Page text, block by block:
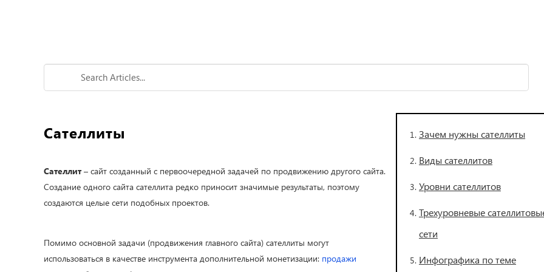
Зачем нужны сателлиты
Виды сателлитов
Уровни сателлитов
Трехуровневые
сети
Инфографика по теме
Сателлиты
Сателлит– сайт созданный с первоочередной задачей по продвижению другого сайта.
Создание одного сайта сателлита редко приносит значимые результаты, поэтому
создаются целые сети подобных проектов.
Помимо основной задачи (продвижения главного сайта) сателлиты могут
использоваться в качестве инструмента дополнительной монетизации: продажи